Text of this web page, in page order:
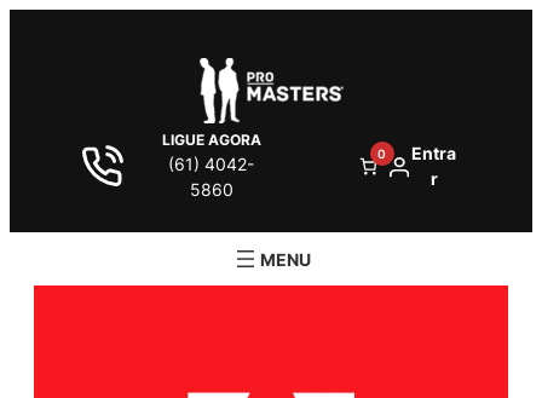
LIGUE AGORA
(61) 4042-
5860
0
Entra
r